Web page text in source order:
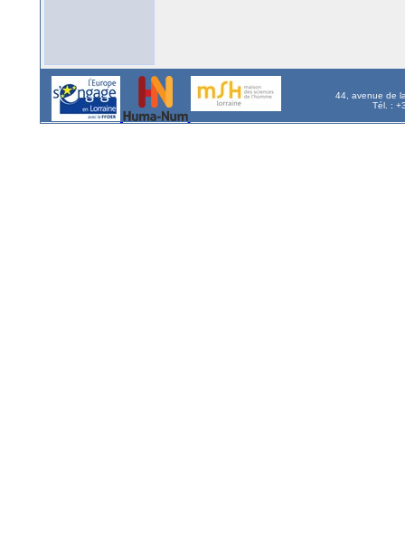
44, avenue de
Tél. :